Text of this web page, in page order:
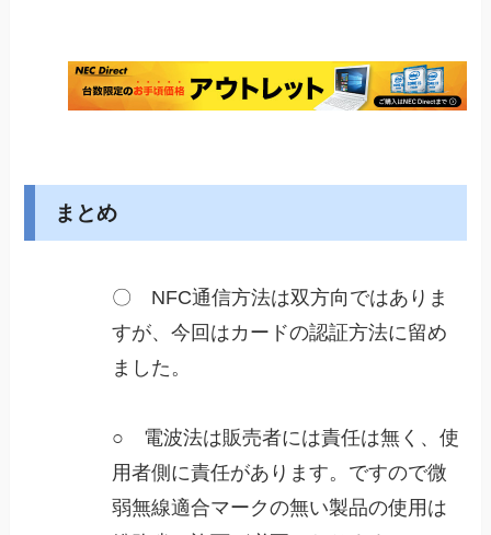
まとめ
〇 NFC通信方法は双方向ではありま
すが、今回はカードの認証方法に留め
ました。
○ 電波法は販売者には責任は無く、使
用者側に責任があります。ですので微
弱無線適合マークの無い製品の使用は